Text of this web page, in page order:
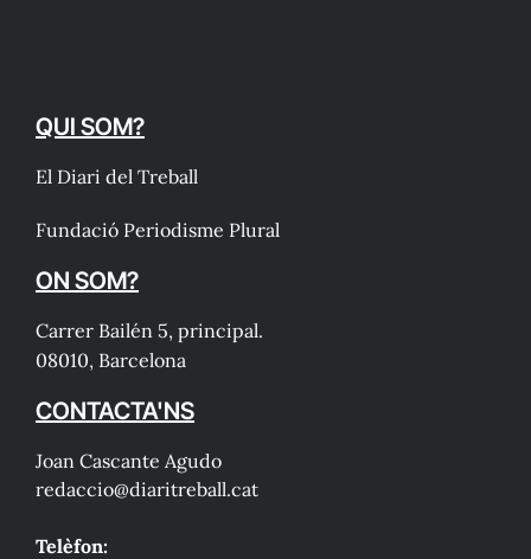
QUI SOM?
El Diari del Treball
Fundació Periodisme Plural
ON SOM?
Carrer Bailén 5, principal.
08010, Barcelona
CONTACTA'NS
Joan Cascante Agudo
redaccio@diaritreball.cat
Telèfon: